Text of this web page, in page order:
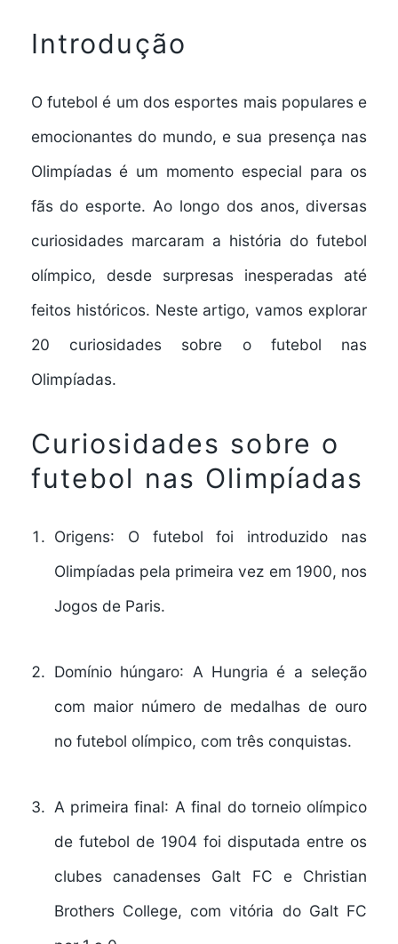
Introdução
O futebol é um dos esportes mais populares e
emocionantes do mundo, e sua presença nas
Olimpíadas é um momento especial para os
fãs do esporte. Ao longo dos anos, diversas
curiosidades marcaram a história do futebol
olímpico, desde surpresas inesperadas até
feitos históricos. Neste artigo, vamos explorar
20 curiosidades sobre o futebol nas
Olimpíadas.
Curiosidades sobre o
futebol nas Olimpíadas
Origens: O futebol foi introduzido nas
Olimpíadas pela primeira vez em 1900, nos
Jogos de Paris.
Domínio húngaro: A Hungria é a seleção
com maior número de medalhas de ouro
no futebol olímpico, com três conquistas.
A primeira final: A final do torneio olímpico
de futebol de 1904 foi disputada entre os
clubes canadenses Galt FC e Christian
Brothers College, com vitória do Galt FC